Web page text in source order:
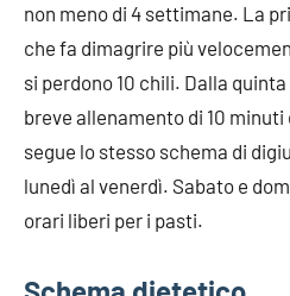
non meno di 4 settimane. La
che fa dimagrire più
si perdono 10 chili. Dalla
breve allenamento di 10 minuti
segue lo stesso schema di
lunedì al venerdì. Sabato e
orari liberi per i pasti.